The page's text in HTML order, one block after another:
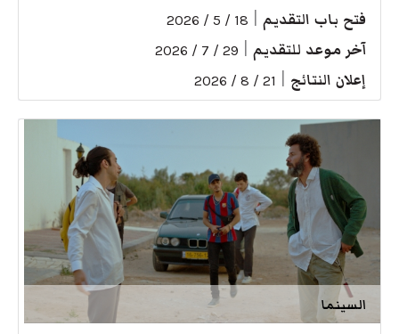
فتح باب التقديم 18 / 5 / 2026
آخر موعد للتقديم 29 / 7 / 2026
إعلان النتائج 21 / 8 / 2026
السينما